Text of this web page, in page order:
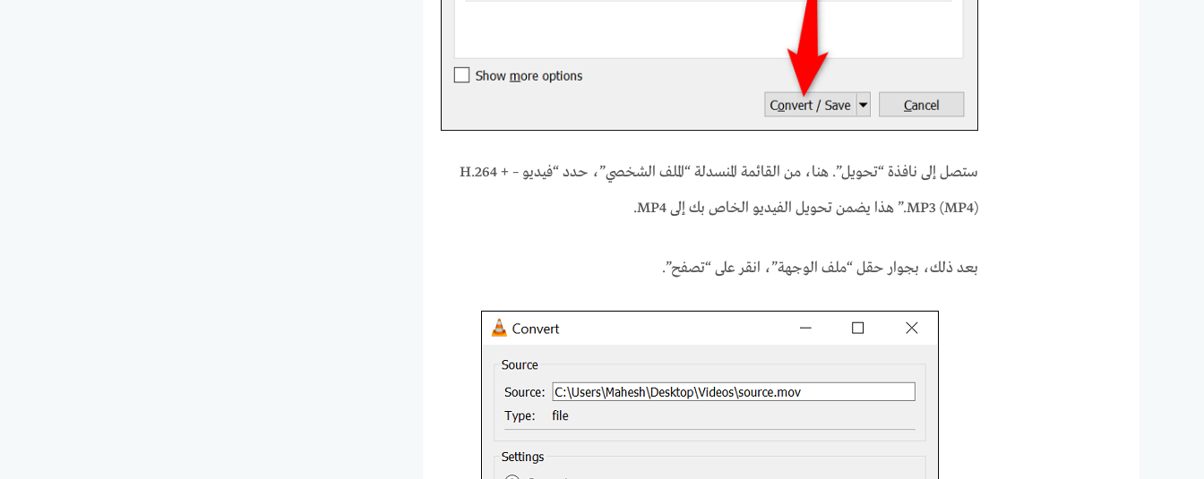
ستصل إلى نافذة “تحويل”. هنا، من القائمة المنسدلة “الملف الشخصي”، حدد “فيديو – H.264 +
MP3 (MP4).” هذا يضمن تحويل الفيديو الخاص بك إلى MP4.
بعد ذلك، بجوار حقل “ملف الوجهة”، انقر على “تصفح”.